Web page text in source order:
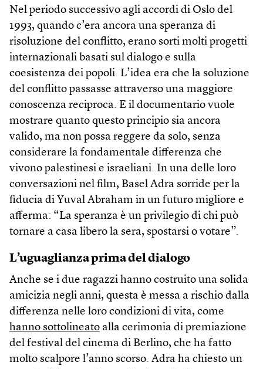
Nel periodo successivo agli accordi di Oslo del
1993, quando c’era ancora una speranza di
risoluzione del conflitto, erano sorti molti progetti
internazionali basati sul dialogo e sulla
coesistenza dei popoli. L’idea era che la soluzione
del conflitto passasse attraverso una maggiore
conoscenza reciproca. E il documentario vuole
mostrare quanto questo principio sia ancora
valido, ma non possa reggere da solo, senza
considerare la fondamentale differenza che
vivono palestinesi e israeliani. In una delle loro
conversazioni nel film, Basel Adra sorride per la
fiducia di Yuval Abraham in un futuro migliore e
afferma: “La speranza è un privilegio di chi può
tornare a casa libero la sera, spostarsi o votare”.
L’uguaglianza prima del dialogo
Anche se i due ragazzi hanno costruito una solida
amicizia negli anni, questa è messa a rischio dalla
differenza nelle loro condizioni di vita, come
hanno sottolineato alla cerimonia di premiazione
del festival del cinema di Berlino, che ha fatto
molto scalpore l’anno scorso. Adra ha chiesto un